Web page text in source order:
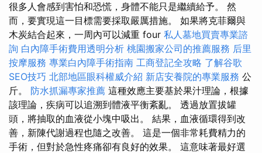
很多人會感到害怕和恐慌，身體不能只是繼續給予。 然
而，要實現這一目標需要採取嚴厲措施。 如果將克菲爾與
木炭結合起來，一周內可以減重 four 私人墓地買賣專業諮
詢 白內障手術費用透明分析 桃園搬家公司的推薦服務 后里
按摩服務 專業白內障手術指南 工商登記全攻略 了解谷歌
SEO技巧 北部地區眼科權威介紹 新店安養院的專業服務 公
斤。 防水抓漏專家推薦 這種效應主要基於果汁理論，根據
該理論，疾病可以追溯到體液平衡紊亂。 透過放置拔罐
頭，將抽取的血液從小塊中吸出。 結果，血液循環得到改
善，新陳代謝過程也隨之改善。 這是一個非常耗費精力的
手術，但對於急性疼痛卻有良好的效果。 這意味著最好選